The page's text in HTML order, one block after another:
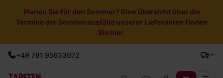
Planen Sie für den Sommer? Eine Übersicht über die
Termine der Sommerausfälle unserer Lieferanten finden
Sie hier.
+49 781 95633072